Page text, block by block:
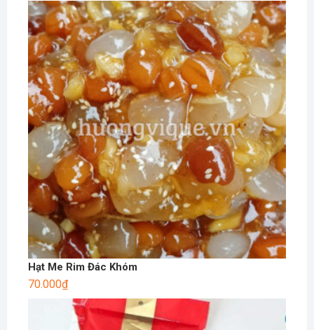
Hạt Me Rim Đác Khóm
70.000₫